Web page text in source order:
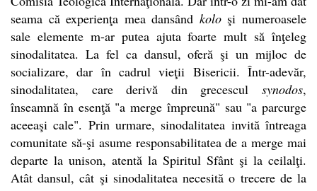
seama că experienţa mea dansând koloşi numeroasele
sale elemente m-ar putea ajuta foarte mult să înţeleg
sinodalitatea. La fel ca dansul, oferă şi un mijloc de
socializare, dar în cadrul vieţii Bisericii. Într-adevăr,
sinodalitatea, care derivă din grecescul synodos,
înseamnă în esenţă "a merge împreună" sau "a parcurge
aceeaşi cale". Prin urmare, sinodalitatea invită întreaga
comunitate să-şi asume responsabilitatea de a merge mai
departe la unison, atentă la Spiritul Sfânt şi la ceilalţi.
Atât dansul, cât şi sinodalitatea necesită o trecere de la